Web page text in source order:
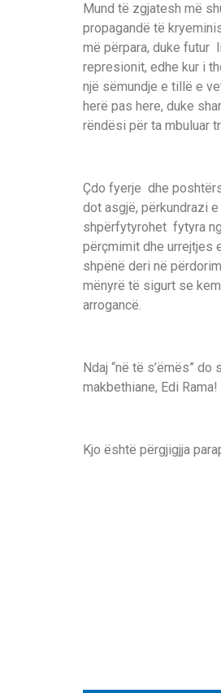
Mund të zgjatesh më
propagandë të
më përpara, duke futur
represionit, edhe kur i
një sëmundje e tillë e
herë pas here, duke
rëndësi për ta mbuluar
Çdo fyerje dhe
dot asgjë, përkundrazi e
shpërfytyrohet fytyra
përçmimit dhe urrejtjes
shpënë deri në
mënyrë të sigurt se
arrogancë.
Ndaj “në të s’ëmës”
makbethiane, Edi Rama!
Kjo është përgjigjja